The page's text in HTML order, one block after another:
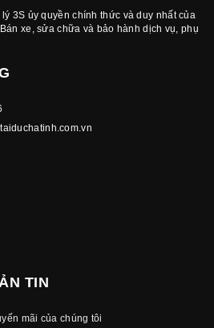
3S ủy quyền chính thức và duy nhất của
xe, sửa chữa và bảo hành dịch vụ, phụ
TIN
mãi của chúng tôi